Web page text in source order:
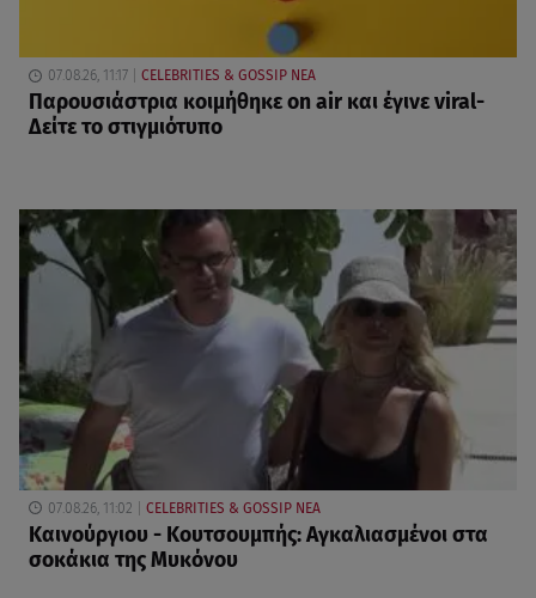
07.08.26, 11:17 CELEBRITIES & GOSSIP ΝΕΑ
Παρουσιάστρια κοιμήθηκε on air και έγινε viral-
Δείτε το στιγμιότυπο
07.08.26, 11:02 CELEBRITIES & GOSSIP ΝΕΑ
Καινούργιου - Κουτσουμπής: Αγκαλιασμένοι στα
σοκάκια της Μυκόνου